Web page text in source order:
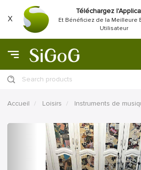
X
Téléchargez
Et Bénéficiez de la Meilleure
Utilisateur
Search products
Accueil Loisirs Instruments de
précédent